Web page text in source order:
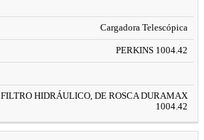
Cargadora Telescópica
PERKINS 1004.42
FILTRO HIDRÁULICO, DE ROSCA DURAMAX
1004.42